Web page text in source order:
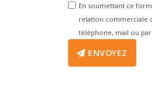
En soumettant ce
relation commerciale
téléphone, mail ou
ENVOYEZ